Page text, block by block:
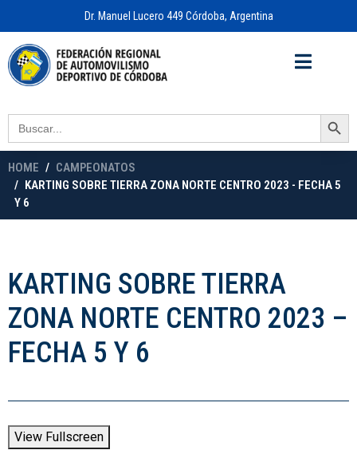
Dr. Manuel Lucero 449 Córdoba, Argentina
Search
for:
Search Button
HOME
CAMPEONATOS
KARTING SOBRE TIERRA ZONA NORTE CENTRO 2023 - FECHA 5
Y 6
KARTING SOBRE TIERRA
ZONA NORTE CENTRO 2023 –
FECHA 5 Y 6
View Fullscreen